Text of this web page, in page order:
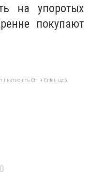
на упоротых
покупают
і натисніть Ctrl + Enter, щоб